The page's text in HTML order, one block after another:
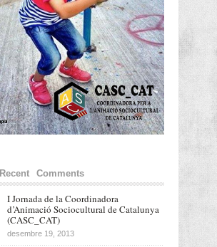
Recent Comments
I Jornada de la Coordinadora
d’Animació Sociocultural de Catalunya
(CASC_CAT)
desembre 19, 2013